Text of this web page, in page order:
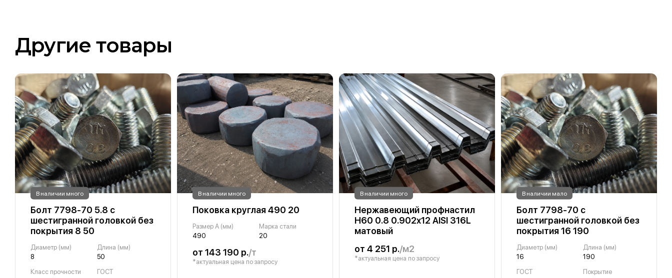
Другие товары
В наличии много
Болт 7798-70 5.8 с
шестигранной головкой без
покрытия 8 50
Диаметр (мм)
8
Длина (мм)
50
Класс прочности
ГОСТ
В наличии много
Поковка круглая 490 20
Размер A (мм)
490
Марка стали
20
от 143 190 р./т
*актуальная цена по запросу
В наличии много
Нержавеющий профнастил
Н60 0.8 0.902х12 AISI 316L
матовый
от 4 251 р./м2
*актуальная цена по запросу
В наличии мало
Болт 7798-70 с
шестигранной головкой без
покрытия 16 190
Диаметр (мм)
16
Длина (мм)
190
ГОСТ
Покрытие